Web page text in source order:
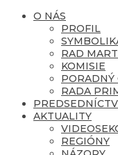
O NÁS
PROFIL
RAD
KOMISIE
PORADNÝ
RADA
AKTUALITY
REGIÓNY